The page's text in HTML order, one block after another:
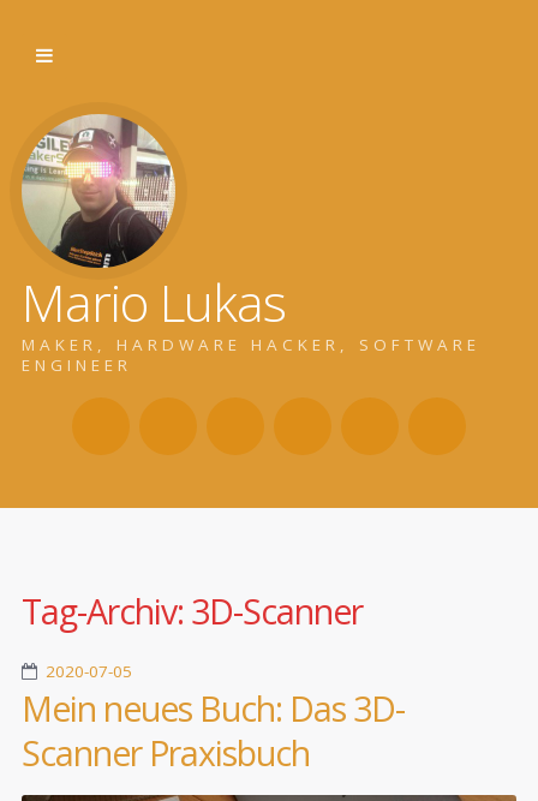
Mario Lukas
MAKER, HARDWARE HACKER, SOFTWARE
ENGINEER
Tag-Archiv: 3D-Scanner
2020-07-05
Mein neues Buch: Das 3D-
Scanner Praxisbuch